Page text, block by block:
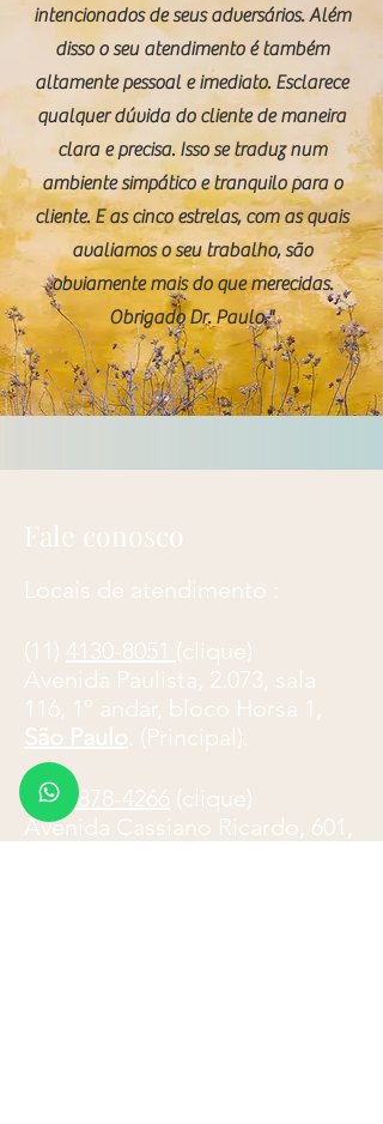
intencionados de seus adversários. Além
disso o seu atendimento é também
altamente pessoal e imediato. Esclarece
qualquer dúvida do cliente de maneira
clara e precisa. Isso se traduz num
ambiente simpático e tranquilo para o
cliente. E as cinco estrelas, com as quais
avaliamos o seu trabalho, são
obviamente mais do que merecidas.
Obrigado Dr. Paulo."
Fale conosco
Locais de atendimento :
(11) 4130-8051 (clique)
​Avenida Paulista, 2.073, sala
116, 1º andar, bloco Horsa 1,
São Paulo. (Principal).
(12) 3878-4266 (clique)
Avenida Cassiano Ricardo, 601,